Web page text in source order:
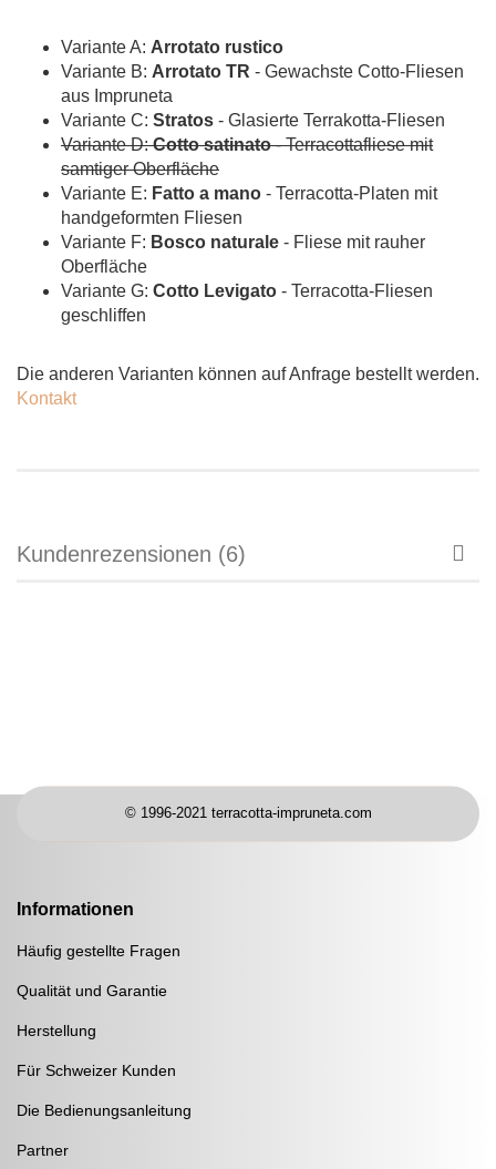
Variante A: Arrotato rustico
Variante B: Arrotato TR - Gewachste Cotto-Fliesen
aus Impruneta
Variante C: Stratos - Glasierte Terrakotta-Fliesen
Variante D:Cotto satinato- Terracottafliese mit
samtiger Oberfläche
Variante E: Fatto a mano - Terracotta-Platen mit
handgeformten Fliesen
Variante F: Bosco naturale - Fliese mit rauher
Oberfläche
Variante G: Cotto Levigato - Terracotta-Fliesen
geschliffen
Die anderen Varianten können auf Anfrage bestellt werden.
Kontakt
Kundenrezensionen (6)
© 1996-2021 terracotta-impruneta.com
Informationen
Häufig gestellte Fragen
Qualität und Garantie
Herstellung
Für Schweizer Kunden
Die Bedienungsanleitung
Partner